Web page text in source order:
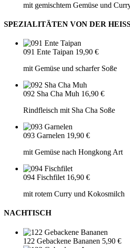
mit gemischtem Gemüse und
SPEZIALITÄTEN VON DER
091 Ente Taipan 19,90 €
mit Gemüse und scharfer Soße
092 Sha Cha Muh 16,90 €
Rindfleisch mit Sha Cha Soße
093 Garnelen 19,90 €
mit Gemüse nach Hongkong Art
094 Fischfilet 16,90 €
mit rotem Curry und Kokosmilch
NACHTISCH
122 Gebackene Bananen 5,90 €